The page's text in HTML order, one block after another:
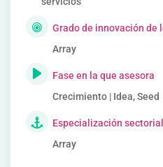
Grado de innovación de
Array
Fase en la que asesora
Crecimiento | Idea, Seed
Especialización sectorial
Array